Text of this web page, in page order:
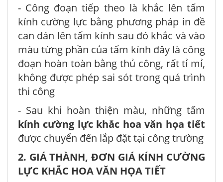
- Công đoạn tiếp theo là khắc lên tấm
kính cường lực bằng phương pháp in đề
can dán lên tấm kính sau đó khắc và vào
màu từng phần của tấm kính đây là công
đoạn hoàn toàn bằng thủ công, rất tỉ mỉ,
không được phép sai sót trong quá trình
thi công
- Sau khi hoàn thiện màu, những tấm
kính cường lực khắc hoa văn họa tiết
được chuyển đến lắp đặt tại công trường
2. GIÁ THÀNH, ĐƠN GIÁ KÍNH CƯỜNG
LỰC KHẮC HOA VĂN HỌA TIẾT